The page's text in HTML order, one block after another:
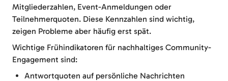
Mitgliederzahlen, Event-Anmeldungen oder
Teilnehmerquoten. Diese Kennzahlen sind wichtig,
zeigen Probleme aber häufig erst spät.
Wichtige Frühindikatoren für nachhaltiges Community-
Engagement sind:
Antwortquoten auf persönliche Nachrichten